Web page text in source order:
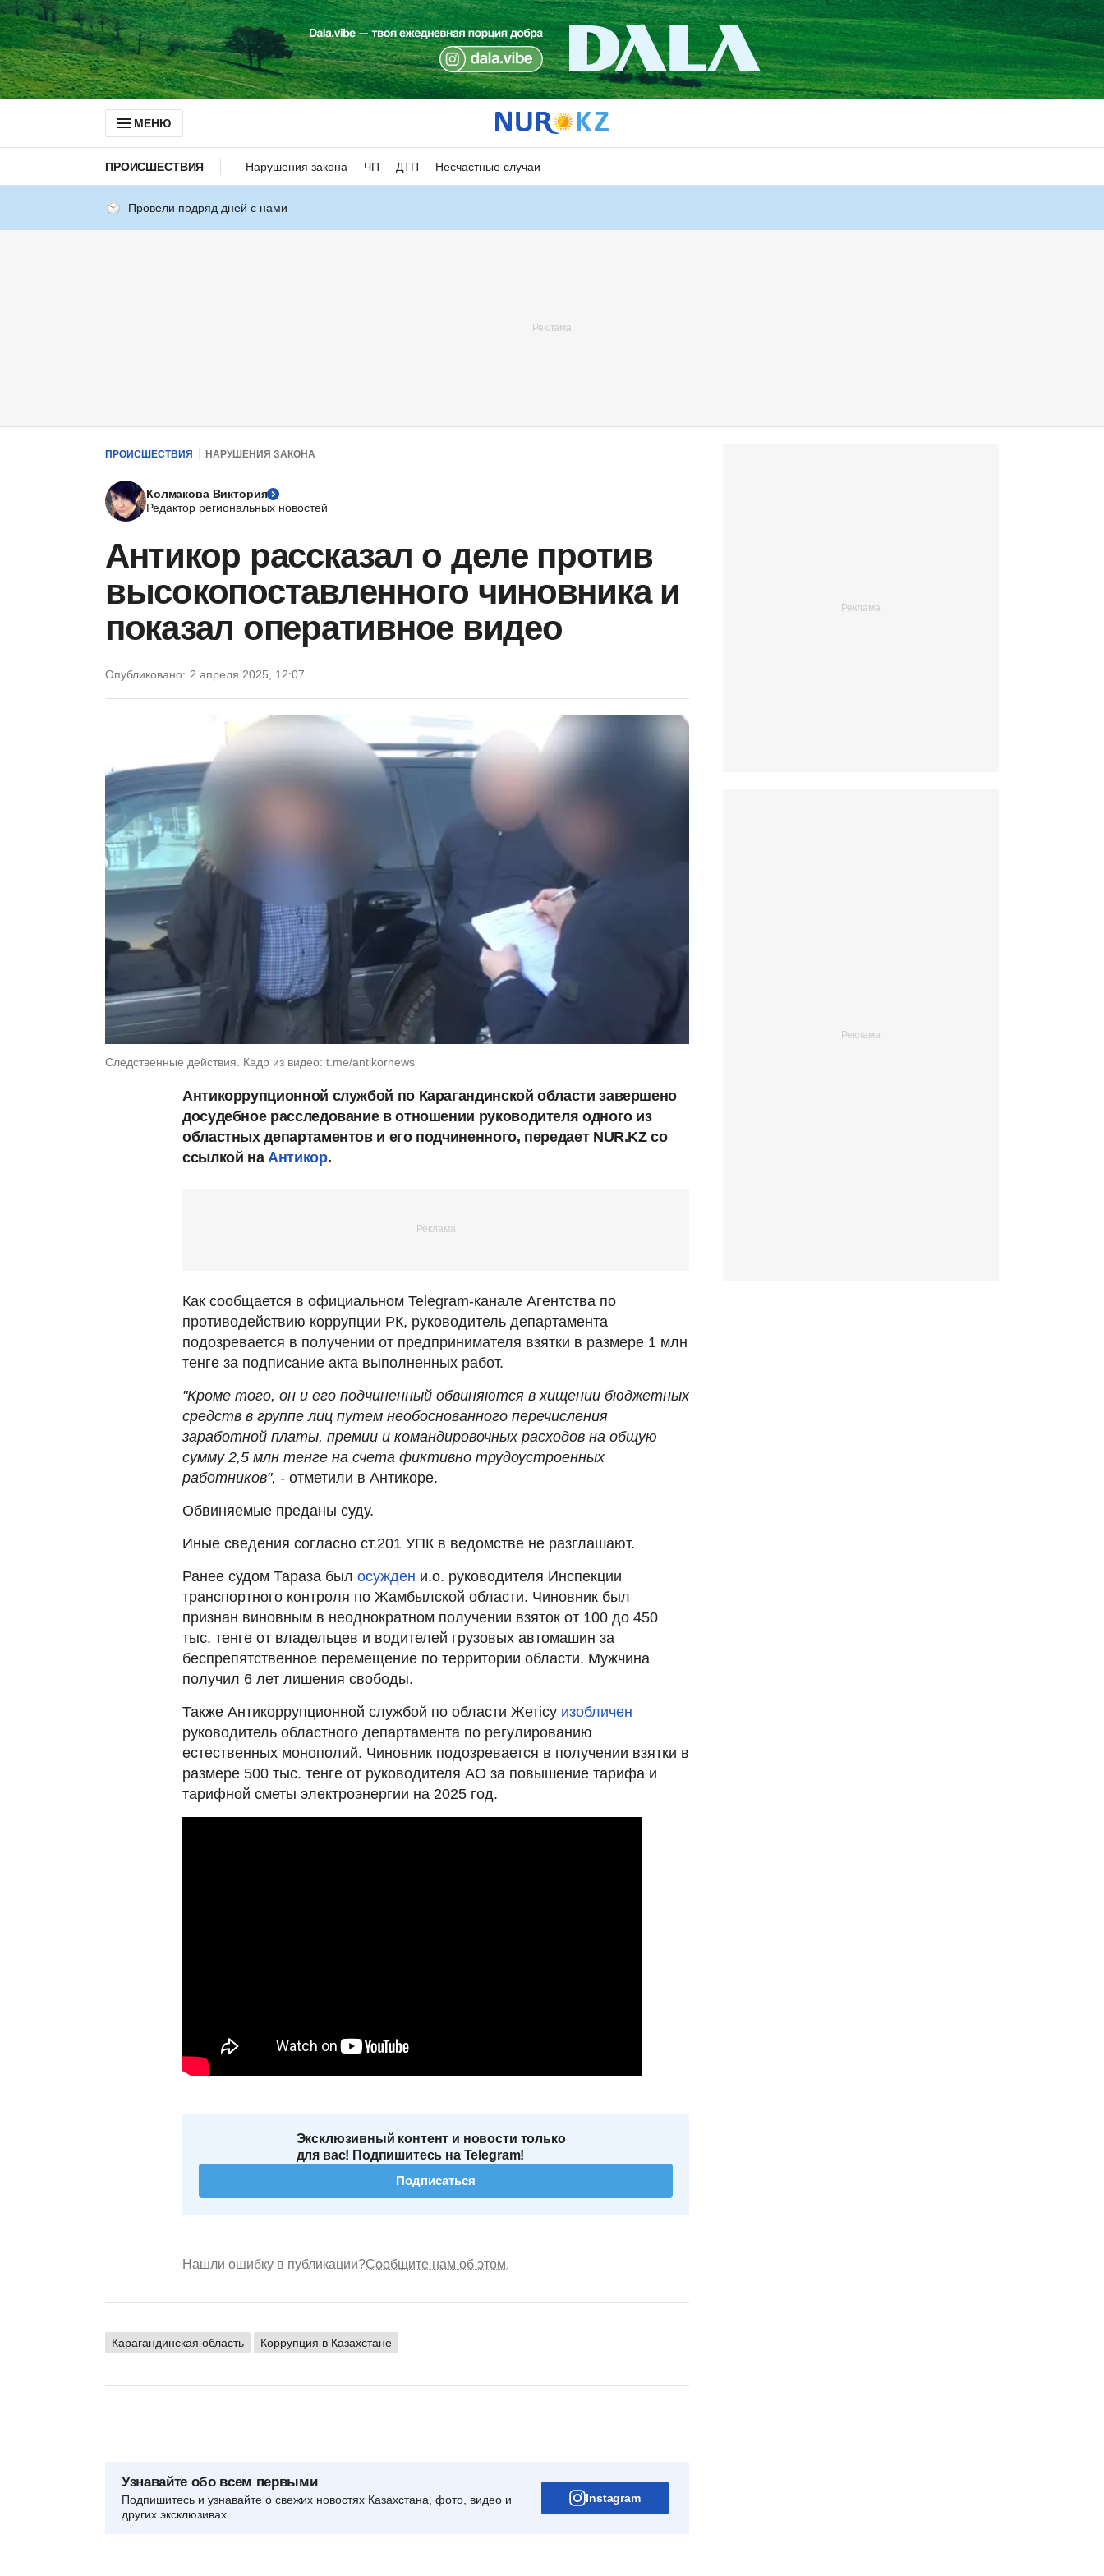
МЕНЮ
ПРОИСШЕСТВИЯ Нарушения закона ЧП ДТП Несчастные случаи
Провели подряд дней с нами
ПРОИСШЕСТВИЯ НАРУШЕНИЯ ЗАКОНА
Колмакова Виктория
Редактор региональных новостей
Антикор рассказал о деле против
высокопоставленного чиновника и
показал оперативное видео
Опубликовано: 2 апреля 2025, 12:07
Следственные действия. Кадр из видео: t.me/antikornews
Антикоррупционной службой по Карагандинской области завершено
досудебное расследование в отношении руководителя одного из
областных департаментов и его подчиненного, передает NUR.KZ со
ссылкой на Антикор.
Как сообщается в официальном Telegram-канале Агентства по
противодействию коррупции РК, руководитель департамента
подозревается в получении от предпринимателя взятки в размере 1 млн
тенге за подписание акта выполненных работ.
"Кроме того, он и его подчиненный обвиняются в хищении бюджетных
средств в группе лиц путем необоснованного перечисления
заработной платы, премии и командировочных расходов на общую
сумму 2,5 млн тенге на счета фиктивно трудоустроенных
работников", - отметили в Антикоре.
Обвиняемые преданы суду.
Иные сведения согласно ст.201 УПК в ведомстве не разглашают.
Ранее судом Тараза был осужден и.о. руководителя Инспекции
транспортного контроля по Жамбылской области. Чиновник был
признан виновным в неоднократном получении взяток от 100 до 450
тыс. тенге от владельцев и водителей грузовых автомашин за
беспрепятственное перемещение по территории области. Мужчина
получил 6 лет лишения свободы.
Также Антикоррупционной службой по области Жетісу изобличен
руководитель областного департамента по регулированию
естественных монополий. Чиновник подозревается в получении взятки в
размере 500 тыс. тенге от руководителя АО за повышение тарифа и
тарифной сметы электроэнергии на 2025 год.
Эксклюзивный контент и новости только
для вас! Подпишитесь на Telegram!
Подписаться
Нашли ошибку в публикации?Сообщите нам об этом.
Карагандинская область Коррупция в Казахстане
Узнавайте обо всем первыми
Подпишитесь и узнавайте о свежих новостях Казахстана, фото, видео и
других эксклюзивах
Instagram